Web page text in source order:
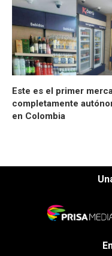
Este es el primer
completamente
en Colombia